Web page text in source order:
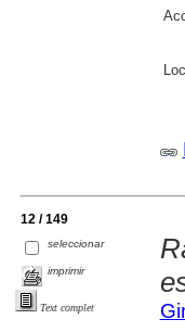
12 / 149
seleccionar
imprimir
Text complet